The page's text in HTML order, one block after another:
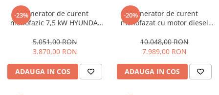
Casti de protectie
Masti de protectie
Echipamente platforma cu
acumulator unic Detoolz FLEXI
POWER
Acumulatori si incarcatoare
platforma Detoolz FLEXI POWER
-23%Generator de curent
monofazic 7,5 kW HYUNDAI
5.051,00 RON
3.870,00 RON
ADAUGA IN COS
-20%Generator de curent
monofazat cu motor diesel
insonorizat, 6,5 kVA cu
automatizare monofazata
10.048,00 RON
7.989,00 RON
ADAUGA IN COS